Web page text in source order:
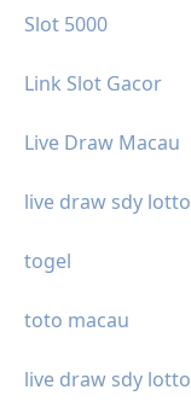
Slot 5000
Link Slot Gacor
Live Draw Macau
live draw sdy lotto
togel
toto macau
live draw sdy lotto